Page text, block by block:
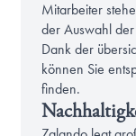
Mitarbeiter
der Auswahl
Dank der
können Sie
finden.